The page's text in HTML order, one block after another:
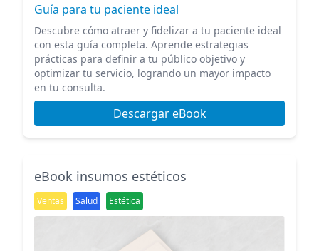
Guía para tu paciente ideal
Descubre cómo atraer y fidelizar a tu paciente ideal
con esta guía completa. Aprende estrategias
prácticas para definir a tu público objetivo y
optimizar tu servicio, logrando un mayor impacto
en tu consulta.
Descargar eBook
eBook insumos estéticos
Ventas Salud Estética